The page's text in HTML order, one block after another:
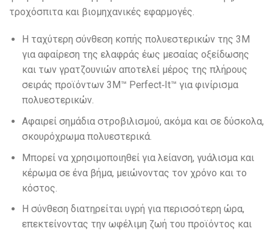
τροχόσπιτα και βιομηχανικές εφαρμογές.
Η ταχύτερη σύνθεση κοπής πολυεστερικών της 3M
για αφαίρεση της ελαφράς έως μεσαίας οξείδωσης
και των γρατζουνιών αποτελεί μέρος της πλήρους
σειράς προϊόντων 3M™ Perfect‐It™ για φινίρισμα
πολυεστερικών.
Αφαιρεί σημάδια στροβιλισμού, ακόμα και σε δύσκολα,
σκουρόχρωμα πολυεστερικά.
Μπορεί να χρησιμοποιηθεί για λείανση, γυάλισμα και
κέρωμα σε ένα βήμα, μειώνοντας τον χρόνο και το
κόστος.
Η σύνθεση διατηρείται υγρή για περισσότερη ώρα,
επεκτείνοντας την ωφέλιμη ζωή του προϊόντος και